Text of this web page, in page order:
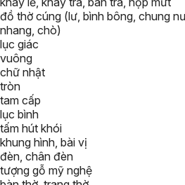
đồ thờ cúng (lư, bình bông, chung
nhang, chò)
lục giác
vuông
chữ nhật
tròn
tam cấp
lục bình
tấm hút khói
khung hình, bài vị
đèn, chân đèn
tượng gỗ mỹ nghệ